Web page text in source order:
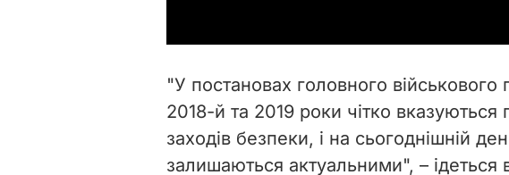
i
d
"У постановах головного
2018-й та 2019 роки чітко вказуються
заходів безпеки, і на сьогоднішній
залишаються актуальними", – ідеться